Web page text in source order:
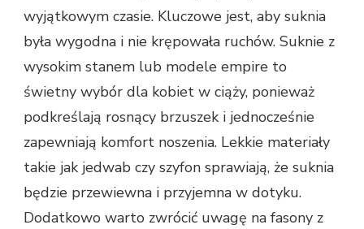
wyjątkowym czasie. Kluczowe jest, aby suknia
była wygodna i nie krępowała ruchów. Suknie z
wysokim stanem lub modele empire to
świetny wybór dla kobiet w ciąży, ponieważ
podkreślają rosnący brzuszek i jednocześnie
zapewniają komfort noszenia. Lekkie materiały
takie jak jedwab czy szyfon sprawiają, że suknia
będzie przewiewna i przyjemna w dotyku.
Dodatkowo warto zwrócić uwagę na fasony z